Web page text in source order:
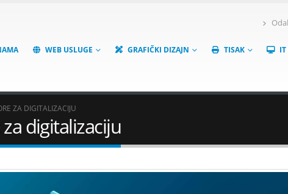
WEB USLUGE GRAFIČKI DIZAJN TISAK IT
ZA DIGITALIZACIJU
digitalizaciju